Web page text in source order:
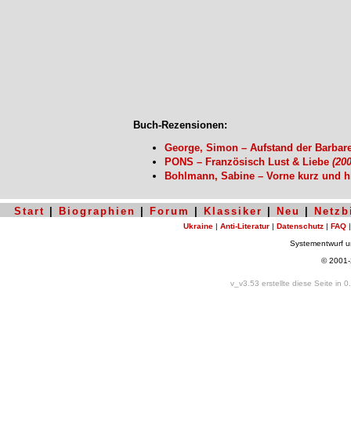
Buch-Rezensionen:
George, Simon – Aufstand der
PONS – Französisch Lust & Liebe
Bohlmann, Sabine – Vorne kurz und
Start Biographien Forum Klassiker Neu
Ukraine | Anti-Literatur | Datenschutz | FAQ
Systementwurf
©
v_v3.53 erstellte diese Seite in